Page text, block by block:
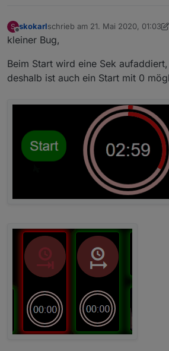
S
Offline
skokarlschrieb am 21. Mai 2020, 01:03
zuletzt editiert von skokarl
kleiner Bug,
Beim Start wird eine Sek
deshalb ist auch ein Start mit 0